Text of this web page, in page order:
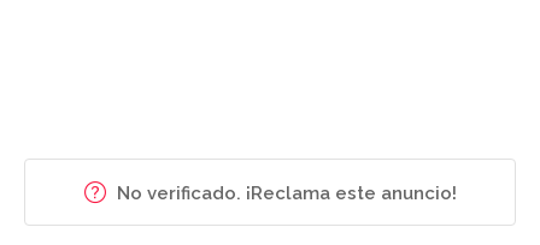
No verificado. ¡Reclama este anuncio!